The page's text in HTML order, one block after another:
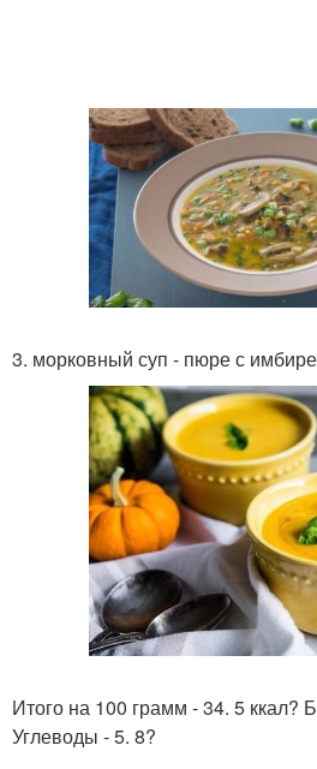
3. морковный суп - пюре с
Итого на 100 грамм - 34. 5 ккал?
Углеводы - 5. 8?